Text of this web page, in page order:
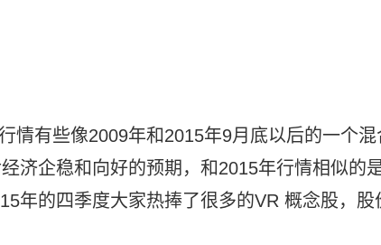
情有些像2009年和2015年9月底以后的一个混
济企稳和向好的预期，和2015年行情相似的
年的四季度大家热捧了很多的VR 概念股，股